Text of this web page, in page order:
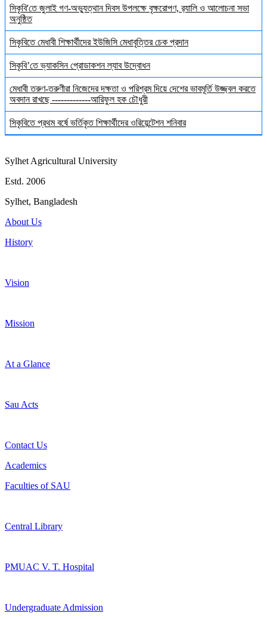
সিকৃবি'তে জুলাই গণ-অভ্যুত্থান দিবস উপলক্ষে বৃক্ষরোপণ, র‍্যালি ও আলোচনা সভা
অনুষ্ঠিত
সিকৃবিতে মেধাবী শিক্ষার্থীদের ইউজিসি মেধাবৃত্তির চেক প্রদান
সিকৃবি’তে ভ্যাকসিন প্রোডাকশন ল্যাব উদ্বোধন
মেধাবী তরুণ-তরুণীরা নিজেদের দক্ষতা ও পরিশ্রম দিয়ে দেশের ভাবমূর্তি উজ্জ্বল করতে
অবদান রাখছে -------------আরিফুল হক চৌধুরী
সিকৃবিতে প্রথম বর্ষে ভর্তিকৃত শিক্ষার্থীদের ওরিয়েন্টেশন শনিবার
Sylhet Agricultural University
Estd. 2006
Sylhet, Bangladesh
About Us
History
Vision
Mission
At a Glance
Sau Acts
Contact Us
Academics
Faculties of SAU
Central Library
PMUAC V. T. Hospital
Undergraduate Admission